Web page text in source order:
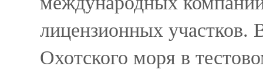
лицензионных участков.
Охотского моря в